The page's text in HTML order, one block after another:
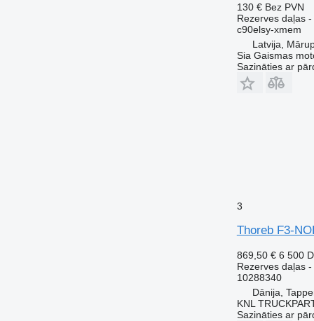
130 € Bez PVN
Rezerves daļas
c90elsy-xmem
Latvija,
Sia Gaismas
Sazināties ar
3
Thoreb F3-
869,50 € 6 500
Rezerves daļas
10288340
Dānija,
KNL
Sazināties ar